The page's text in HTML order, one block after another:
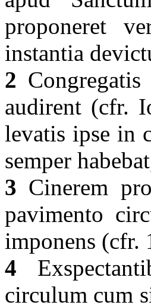
proponeret
instantia
2
audirent (cfr.
levatis ipse in
semper
3 Cinerem
pavimento
imponens (cfr.
4
circulum cum